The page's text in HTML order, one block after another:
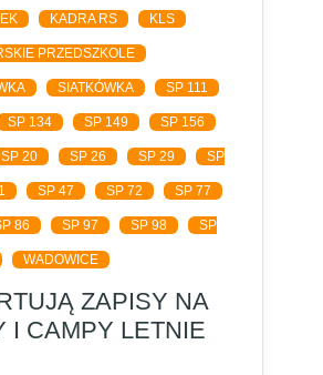
KADRA RS KLS
PRZEDSZKOLE
SIATKÓWKA SP 111
SP 134 SP 149 SP 156
SP 20 SP 26 SP 29 SP
SP 47 SP 72 SP 77
86 SP 97 SP 98 SP
WADOWICE
ZAPISY NA
I CAMPY LETNIE